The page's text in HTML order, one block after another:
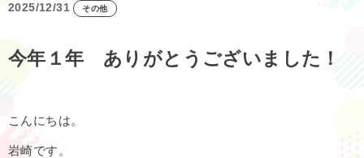
2025/12/31 その他
今年１年 ありがとうございました！
こんにちは。
岩崎です。